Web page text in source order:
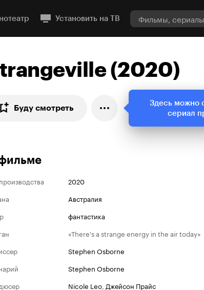
Установить на ТВ
(2020)
Буду смотреть
2020
Австралия
фантастика
«There's a strange energy in the air today»
Stephen Osborne
Stephen Osborne
Nicole Leo, Джейсон Прайс
Здесь можно
сериал